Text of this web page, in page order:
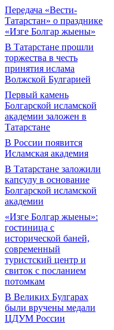
Передача «Вести-
Татарстан» о празднике
«Изге Болгар жыены»
В Татарстане прошли
торжества в честь
принятия ислама
Волжской Булгарией
Первый камень
Болгарской исламской
академии заложен в
Татарстане
В России появится
Исламская академия
В Татарстане заложили
капсулу в основание
Болгарской исламской
академии
«Изге Болгар жыены»:
гостиница с
исторической баней,
современный
туристский центр и
свиток с посланием
потомкам
В Великих Булгарах
были вручены медали
ЦДУМ России